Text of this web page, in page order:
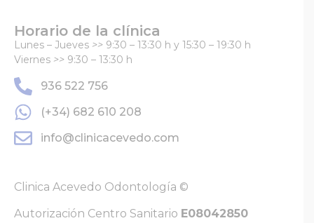
Horario de la clínica
Lunes – Jueves >> 9:30 – 13:30 h y 15:30 – 19:30 h
Viernes >> 9:30 – 13:30 h
936 522 756
(+34) 682 610 208
info@clinicacevedo.com
Clinica Acevedo Odontología ©
Autorización Centro Sanitario E08042850